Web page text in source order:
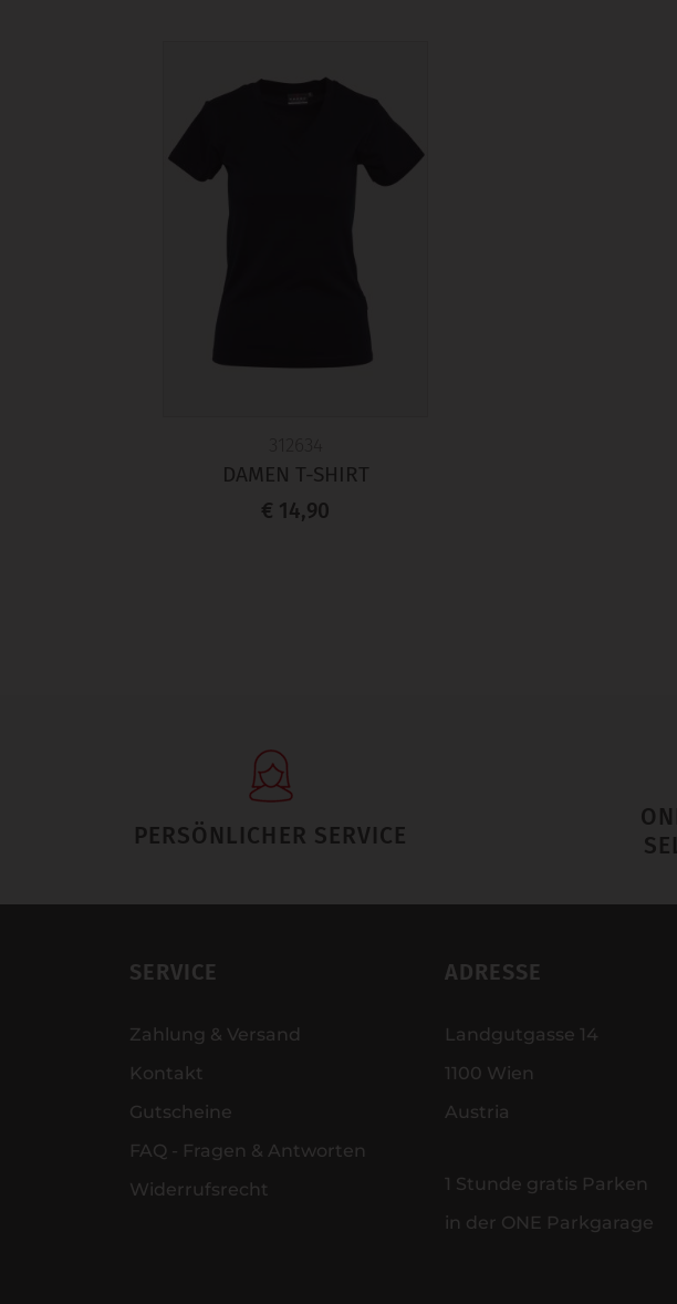
DAMEN T-SHIRT
€ 14,90
PERSÖNLICHER SERVICE
SERVICE
Zahlung & Versand
Kontakt
Gutscheine
FAQ - Fragen & Antworten
Widerrufsrecht
ADRESSE
Landgutgasse 14
1100 Wien
Austria
1 Stunde gratis Parken
in der ONE Parkgarage